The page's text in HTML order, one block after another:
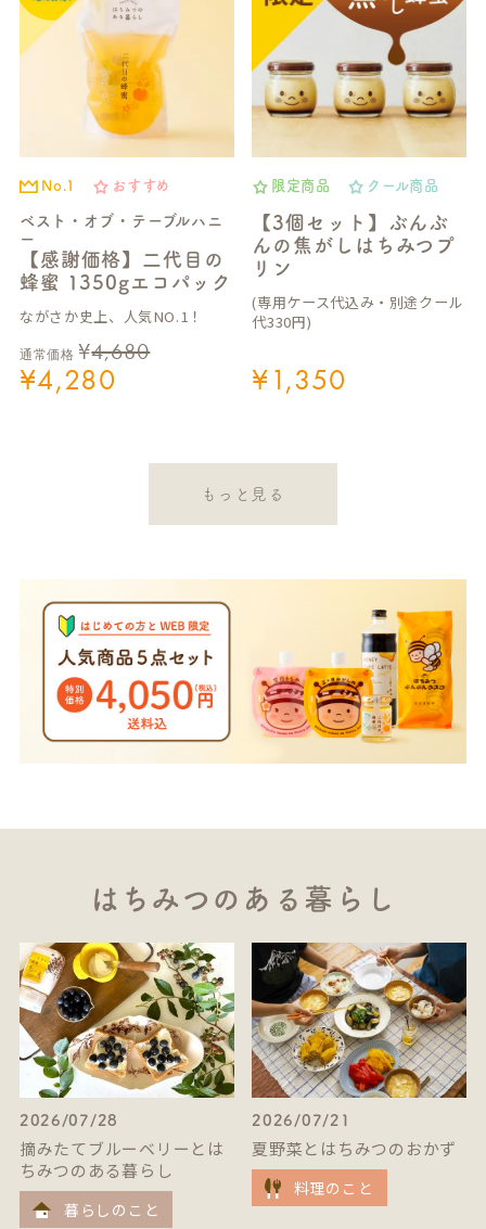
No.1 おすすめ
ベスト・オブ・テーブルハニ
ー
【感謝価格】二代目の
蜂蜜 1350gエコパック
ながさか史上、人気NO.1！
通常価格 ¥4,680
¥4,280
限定商品 クール商品
【3個セット】ぶんぶ
んの焦がしはちみつプ
リン
(専用ケース代込み・別途クール
代330円)
¥1,350
もっと見る
はちみつのある暮らし
2026/07/28
摘みたてブルーベリーとは
ちみつのある暮らし
暮らしのこと
2026/07/21
夏野菜とはちみつのおかず
料理のこと